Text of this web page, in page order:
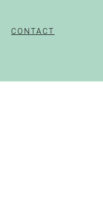
CONTACT